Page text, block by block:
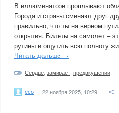
В иллюминаторе проплывают
Города и страны сменяют друг
правильно, что ты на верном
открытия. Билеты на самолет –
рутины и ощутить всю полноту
Читать дальше →
Сердце замирает предвкушении
eco 22 ноября 2025, 10:29